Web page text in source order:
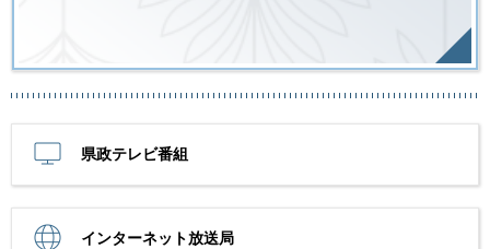
県政テレビ番組
インターネット放送局